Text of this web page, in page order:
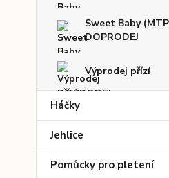
Sweet Baby
DOPRODEJ
Výprodej přízí
Háčky
Jehlice
Pomůcky pro pletení